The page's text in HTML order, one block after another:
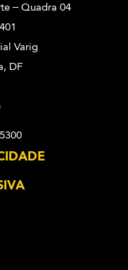
– Quadra 04
Varig
DF